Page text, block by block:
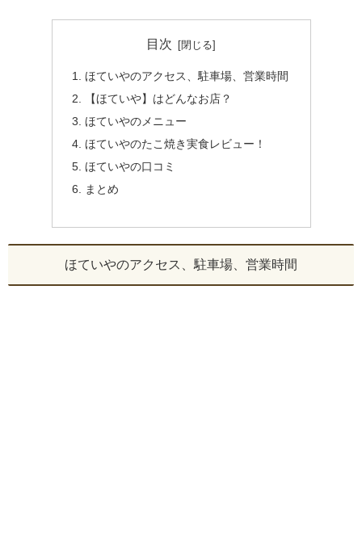
目次
ほていやのアクセス、駐車場、営業時間
【ほていや】はどんなお店？
ほていやのメニュー
ほていやのたこ焼き実食レビュー！
ほていやの口コミ
まとめ
ほていやのアクセス、駐車場、営業時間